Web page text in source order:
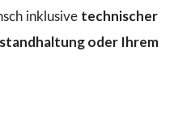
inklusive technischer
oder Ihrem